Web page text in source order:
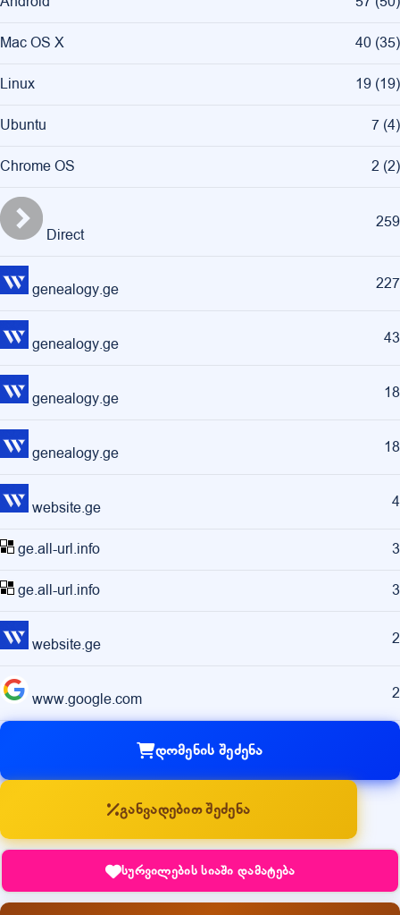
Mac OS X 40 (35)
Linux 19 (19)
Ubuntu 7 (4)
Chrome OS 2 (2)
Direct
259
genealogy.ge 227
genealogy.ge 43
genealogy.ge 18
genealogy.ge 18
website.ge 4
ge.all-url.info 3
ge.all-url.info 3
website.ge 2
www.google.com 2
დომენის შეძენა
განვადებით შეძენა
სურვილების სიაში დამატება